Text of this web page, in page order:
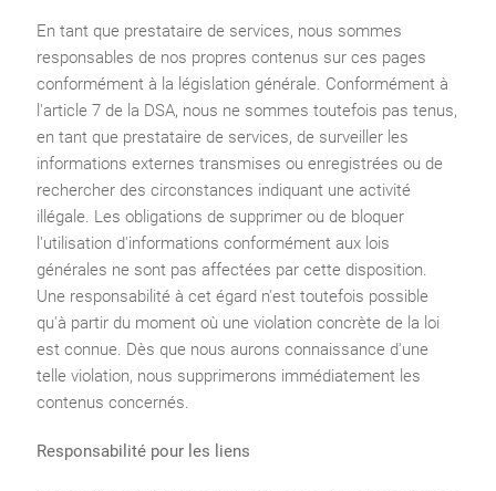
En tant que prestataire de services, nous sommes
responsables de nos propres contenus sur ces pages
conformément à la législation générale. Conformément à
l'article 7 de la DSA, nous ne sommes toutefois pas tenus,
en tant que prestataire de services, de surveiller les
informations externes transmises ou enregistrées ou de
rechercher des circonstances indiquant une activité
illégale. Les obligations de supprimer ou de bloquer
l'utilisation d'informations conformément aux lois
générales ne sont pas affectées par cette disposition.
Une responsabilité à cet égard n'est toutefois possible
qu'à partir du moment où une violation concrète de la loi
est connue. Dès que nous aurons connaissance d'une
telle violation, nous supprimerons immédiatement les
contenus concernés.
Responsabilité pour les liens